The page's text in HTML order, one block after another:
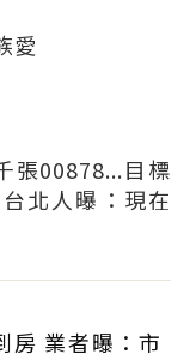
愛
張00878...目標
北人曝：現在
業者曝：市